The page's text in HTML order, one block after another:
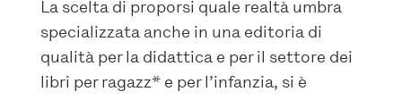
La scelta di proporsi quale realtà umbra
specializzata anche in una editoria di
qualità per la didattica e per il settore dei
libri per ragazz* e per l’infanzia, si è